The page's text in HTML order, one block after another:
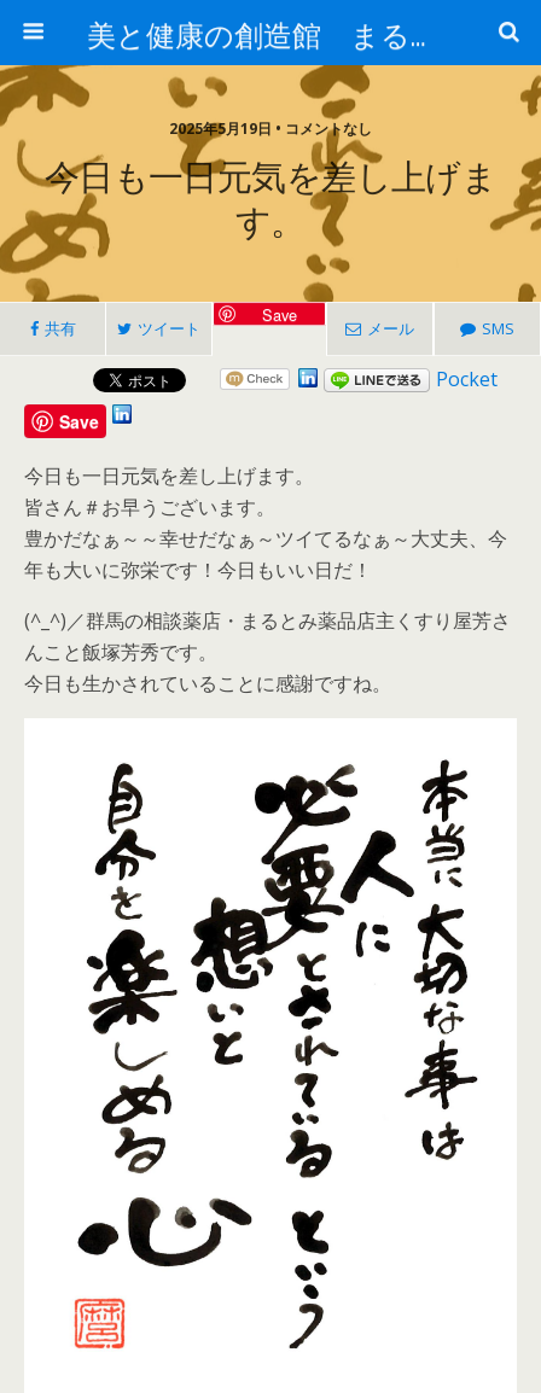
美と健康の創造館 まるとみ薬品 ぐんまの薬屋 芳さんのブログ
2025年5月19日 • コメントなし
今日も一日元気を差し上げま
す。
共有 ツイート
Save
メール SMS
Pocket
Save
今日も一日元気を差し上げます。
皆さん＃お早うございます。
豊かだなぁ～～幸せだなぁ～ツイてるなぁ～大丈夫、今
年も大いに弥栄です！今日もいい日だ！
(^_^)／群馬の相談薬店・まるとみ薬品店主くすり屋芳さ
んこと飯塚芳秀です。
今日も生かされていることに感謝ですね。